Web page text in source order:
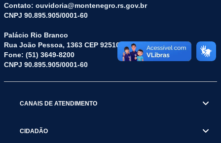
Contato: ouvidoria@montenegro.rs.gov.br
CNPJ 90.895.905/0001-60
Palácio Rio Branco
Rua João Pessoa, 1363 CEP 92510-045
Fone: (51) 3649-8200
CNPJ 90.895.905/0001-60
CANAIS DE ATENDIMENTO
CIDADÃO